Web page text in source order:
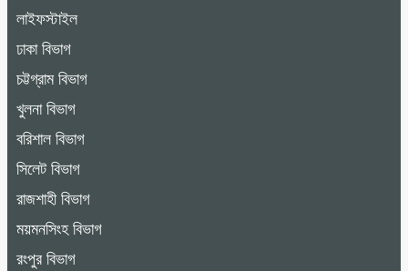
লাইফস্টাইল
ঢাকা বিভাগ
চট্টগ্রাম বিভাগ
খুলনা বিভাগ
বরিশাল বিভাগ
সিলেট বিভাগ
রাজশাহী বিভাগ
ময়মনসিংহ বিভাগ
রংপুর বিভাগ